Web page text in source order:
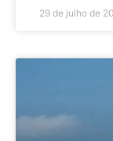
29 de julho de